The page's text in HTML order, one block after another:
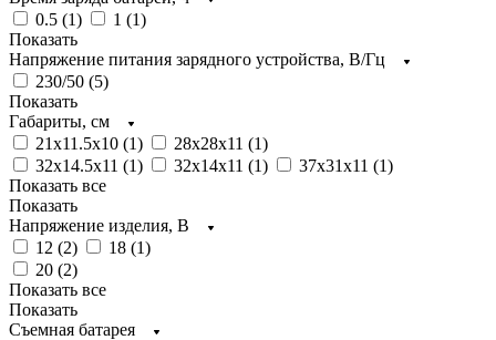
0.5 (1) 1 (1)
Показать
Напряжение питания зарядного устройства, В/Гц
230/50 (5)
Показать
Габариты, см
21x11.5x10 (1) 28x28x11 (1)
32x14.5x11 (1) 32x14x11 (1) 37x31x11 (1)
Показать все
Показать
Напряжение изделия, В
12 (2) 18 (1)
20 (2)
Показать все
Показать
Съемная батарея